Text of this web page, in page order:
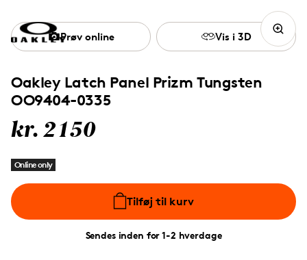
Oakley Latch Panel Prizm Tungsten
OO9404-0335
kr. 2150
Online only
Tilføj til kurv
Sendes inden for 1-2 hverdage
Prøv online Vis i 3D